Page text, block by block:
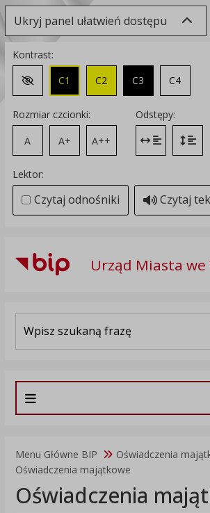
Ukryj panel ułatwień dostępu
Kontrast:
Zmień kontrast na domyślny
C1 C2 C3 C4
Rozmiar czcionki:
A
A+ A++
Odstępy:
Zmień
Lektor:
Czytaj odnośniki Czytaj
Urząd Miasta we
Menu Główne BIP
Oświadczenia
Oświadczenia majątkowe
Oświadczenia